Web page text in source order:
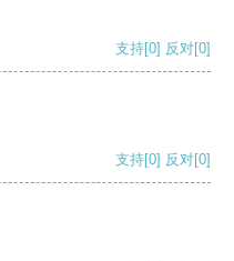
支持[0] 反对[0]
支持[0] 反对[0]